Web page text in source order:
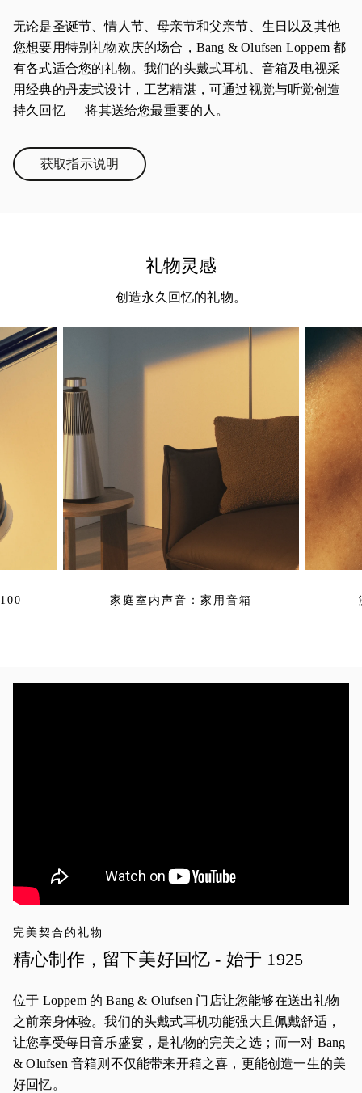
无论是圣诞节、情人节、母亲节和父亲节、生日以及其他
您想要用特别礼物欢庆的场合，Bang & Olufsen Loppem 都
有各式适合您的礼物。我们的头戴式耳机、音箱及电视采
用经典的丹麦式设计，工艺精湛，可通过视觉与听觉创造
持久回忆 — 将其送给您最重要的人。
获取指示说明Link Opens in New Tab
礼物灵感
创造永久回忆的礼物。
家庭室内声音：家用音箱
完美契合的礼物
精心制作，留下美好回忆 - 始于 1925
位于 Loppem 的 Bang & Olufsen 门店让您能够在送出礼物
之前亲身体验。我们的头戴式耳机功能强大且佩戴舒适，
让您享受每日音乐盛宴，是礼物的完美之选；而一对 Bang
& Olufsen 音箱则不仅能带来开箱之喜，更能创造一生的美
好回忆。